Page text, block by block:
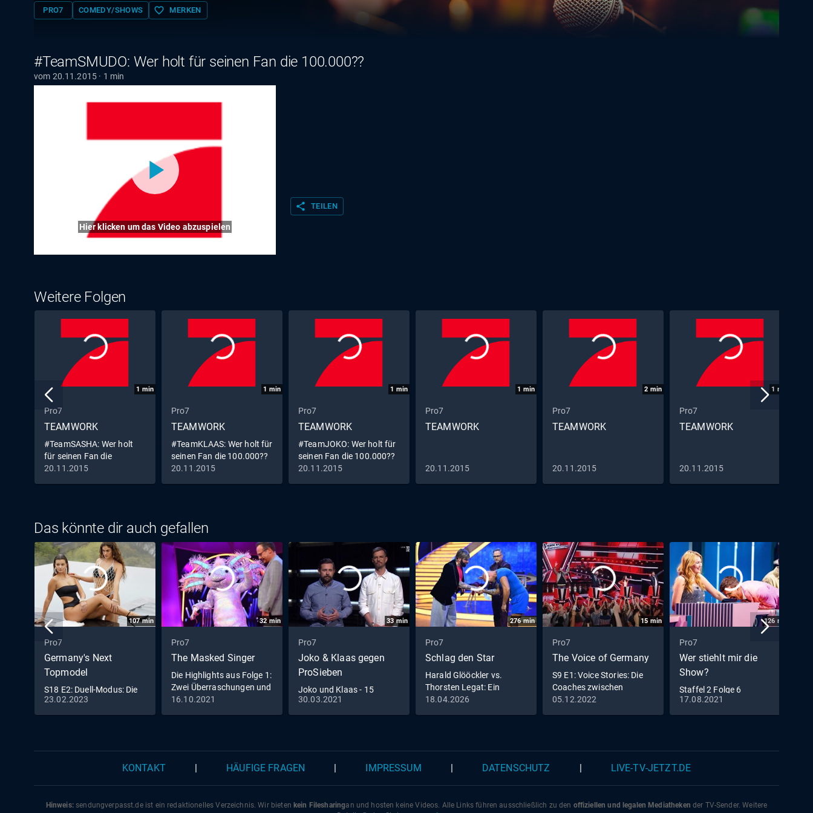
PRO7 COMEDY/SHOWS favorite_border MERKEN
#TeamSMUDO: Wer holt für seinen Fan die 100.000??
vom 20.11.2015 · 1 min
Hier klicken um das Video abzuspielen
share TEILEN
Weitere Folgen
1 min
Pro7
TEAMWORK
#TeamSASHA: Wer holt
für seinen Fan die
100.000??
20.11.2015
1 min
Pro7
TEAMWORK
#TeamKLAAS: Wer holt für
seinen Fan die 100.000??
20.11.2015
1 min
Pro7
TEAMWORK
#TeamJOKO: Wer holt für
seinen Fan die 100.000??
20.11.2015
1 min
Pro7
TEAMWORK
20.11.2015
2 min
Pro7
TEAMWORK
20.11.2015
1 min
Pro7
TEAMWORK
20.11.2015
Das könnte dir auch gefallen
107min
Pro7
Germany's Next
Topmodel
S18 E2: Duell-Modus: Die
Models stehen in direkter
Konkurrenz
23.02.2023
32min
Pro7
The Masked Singer
Die Highlights aus Folge 1:
Zwei Überraschungen und
eine feurig
16.10.2021
33min
Pro7
Joko & Klaas gegen
ProSieben
Joko und Klaas - 15
Minuten Live | Pflege ist
#NichtSelbstverständlich
30.03.2021
276min
Pro7
Schlag den Star
Harald Glööckler vs.
Thorsten Legat: Ein
pompööses Duell mit
18.04.2026
15 min
Pro7
The Voice of Germany
S9 E1: Voice Stories: Die
Coaches zwischen
Ehrfurcht und Neugier
05.12.2022
126 min
Pro7
Wer stiehlt mir die
Show?
Staffel 2 Folge 6
17.08.2021
KONTAKT HÄUFIGE FRAGEN IMPRESSUM DATENSCHUTZ LIVE-TV-JETZT.DE
Hinweis:sendungverpasst.deist ein redaktionelles Verzeichnis. Wir bieten kein Filesharingan und hosten keine Videos. Alle Links führen ausschließlich zu den offiziellen und legalen Mediatheken der TV-Sender. Weitere